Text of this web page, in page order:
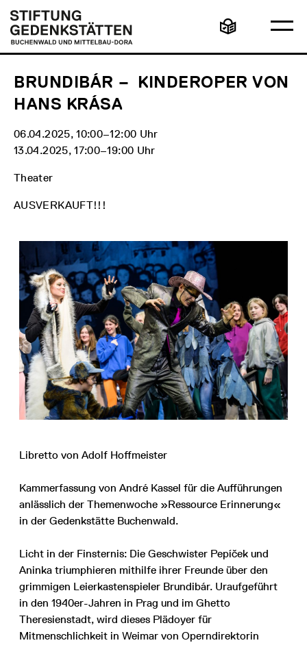
zum
Inhalt
Stiftung
Gedenkstätten
Buchenwald
und
Mittelbau-
Leichte
Sprache
BRUNDIBÁR – KINDEROPER VON
HANS KRÁSA
06.04.2025, 10:00‒12:00 Uhr
13.04.2025, 17:00‒19:00 Uhr
Theater
AUSVERKAUFT!!!
Libretto von Adolf Hoffmeister
Kammerfassung von André Kassel für die Aufführungen
anlässlich der Themenwoche »Ressource Erinnerung«
in der Gedenkstätte Buchenwald.
Licht in der Finsternis: Die Geschwister Pepíček und
Aninka triumphieren mithilfe ihrer Freunde über den
grimmigen Leierkastenspieler Brundibár. Uraufgeführt
in den 1940er-Jahren in Prag und im Ghetto
Theresienstadt, wird dieses Plädoyer für
Mitmenschlichkeit in Weimar von Operndirektorin